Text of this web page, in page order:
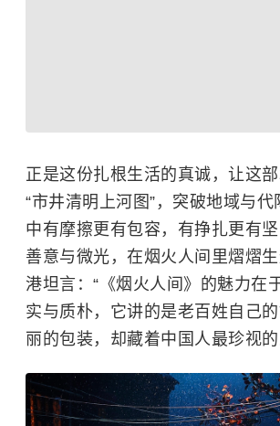
正是这份扎根生活的真诚，让这
“市井清明上河图”，突破地域与代
中有摩擦更有包容，有挣扎更有
善意与微光，在烟火人间里熠熠
港坦言：“《烟火人间》的魅力在
实与质朴，它讲的是老百姓自己
丽的包装，却藏着中国人最珍视